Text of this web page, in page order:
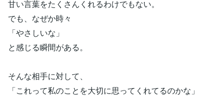
甘い言葉をたくさんくれるわけでもない。
でも、なぜか時々
「やさしいな」
と感じる瞬間がある。
そんな相手に対して、
「これって私のことを大切に思ってくれてるのかな」